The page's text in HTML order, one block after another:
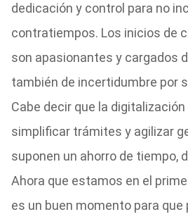
dedicación y control para no
contratiempos. Los inicios de
son apasionantes y cargados
también de incertidumbre por
Cabe decir que la
simplificar trámites y agilizar
suponen un ahorro de tiempo,
Ahora que estamos en el
es un buen momento para